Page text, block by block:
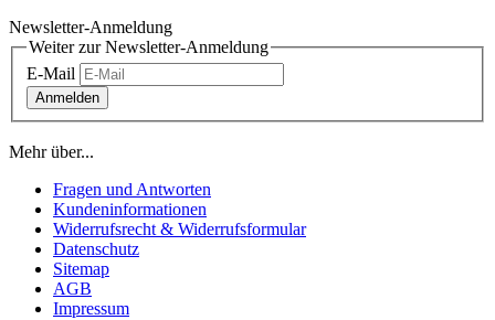
Newsletter-Anmeldung
Weiter zur Newsletter-Anmeldung
E-Mail
Anmelden
Mehr über...
Fragen und Antworten
Kundeninformationen
Widerrufsrecht & Widerrufsformular
Datenschutz
Sitemap
AGB
Impressum